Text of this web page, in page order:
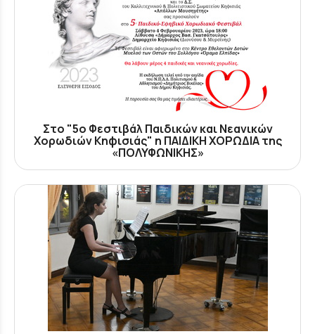
Στο "5ο Φεστιβάλ Παιδικών και Νεανικών
Χορωδιών Κηφισιάς" η ΠΑΙΔΙΚΗ ΧΟΡΩΔΙΑ της
«ΠΟΛΥΦΩΝΙΚΗΣ»